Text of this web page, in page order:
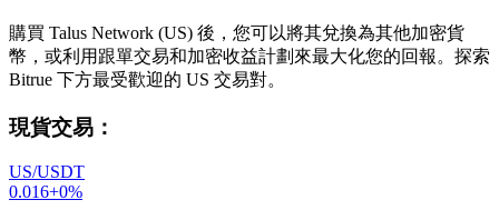
購買 Talus Network (US) 後，您可以將其兌換為其他加密貨
幣，或利用跟單交易和加密收益計劃來最大化您的回報。探索
Bitrue 下方最受歡迎的 US 交易對。
現貨交易 ：
US/USDT
0.016+0%